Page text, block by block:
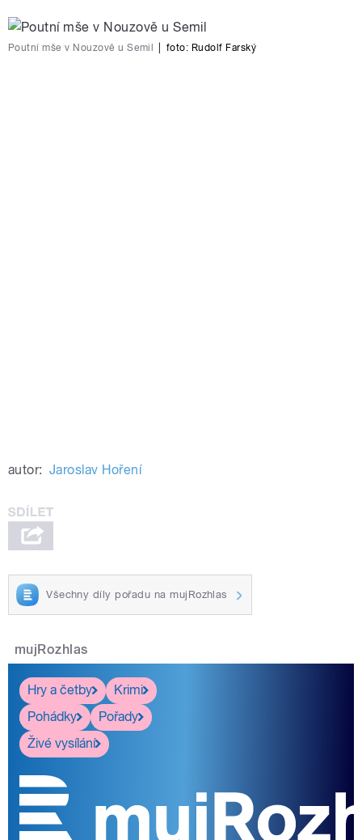
Poutní mše v Nouzově u Semil foto: Rudolf Farský
autor: Jaroslav Hoření
Všechny díly pořadu na mujRozhlas
mujRozhlas
Hry a četby
Krimi
Pohádky
Pořady
Živé vysílání